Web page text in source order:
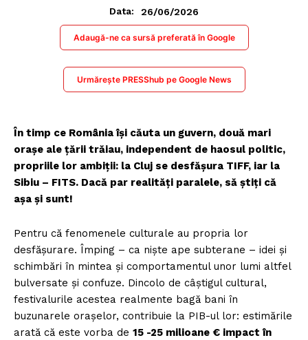
Data:
26/06/2026
Adaugă-ne ca sursă preferată în Google
Urmărește PRESShub pe Google News
În timp ce România își căuta un guvern, două mari
orașe ale țării trăiau, independent de haosul politic,
propriile lor ambiții: la Cluj se desfășura TIFF, iar la
Sibiu – FITS. Dacă par realități paralele, să știți că
așa și sunt!
Pentru că fenomenele culturale au propria lor
desfășurare. Împing – ca niște ape subterane – idei și
schimbări în mintea și comportamentul unor lumi altfel
bulversate și confuze. Dincolo de câștigul cultural,
festivalurile acestea realmente bagă bani în
buzunarele orașelor, contribuie la PIB-ul lor: estimările
arată că este vorba de 15 -25 milioane € impact în